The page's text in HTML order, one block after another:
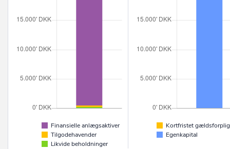
Finansielle anlægsaktiver
Tilgodehavender
Likvide beholdninger
Kortfristet
Egenkapital